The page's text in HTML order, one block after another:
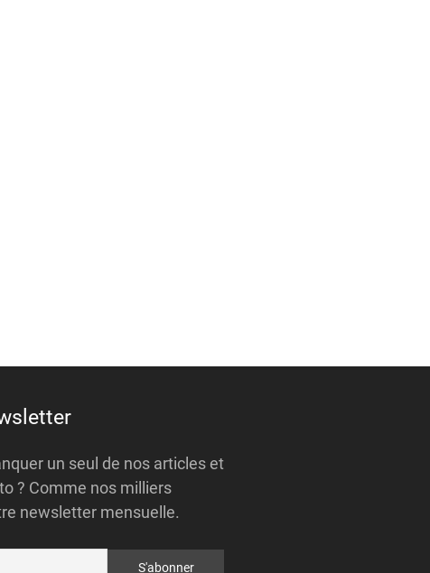
un seul de nos articles et
? Comme nos milliers
newsletter mensuelle.